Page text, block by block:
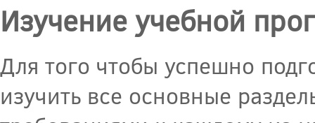
Изучение учебной
Для того чтобы успешно
изучить все основные